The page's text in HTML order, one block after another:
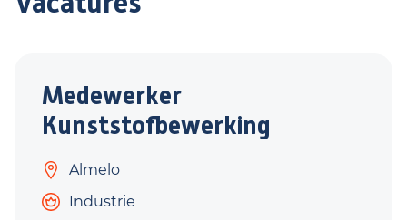
Medewerker
Kunststofbewerking
Almelo
Industrie